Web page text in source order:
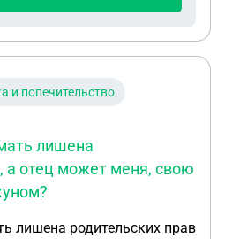
и попечительство
лишена
а отец может меня, свою
лишена родительских прав